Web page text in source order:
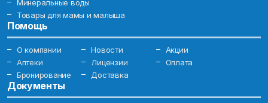
Минеральные воды
Товары для мамы и малыша
Помощь
О компании Новости
Акции
Аптеки
Лицензии
Оплата
Бронирование
Доставка
Документы